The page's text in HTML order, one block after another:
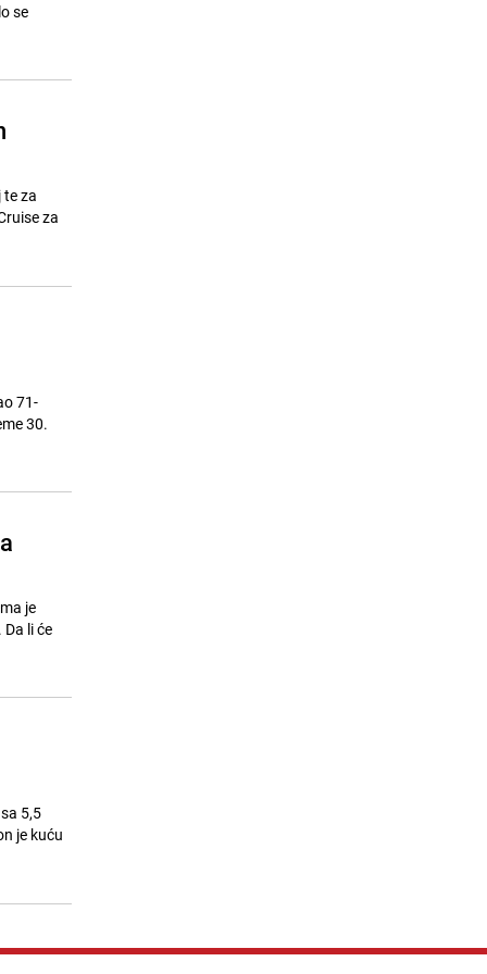
za
za
71-
30.
je
li će
5,5
je kuću